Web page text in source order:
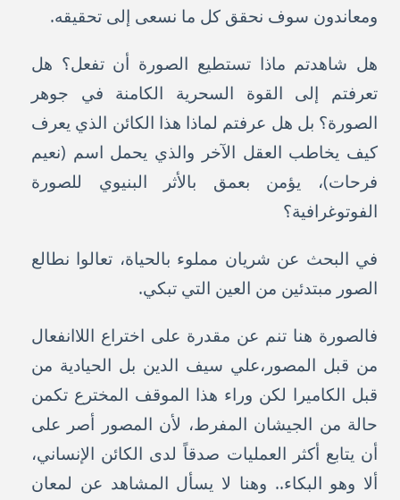
ومعاندون سوف نحقق كل ما نسعى إلى تحقيقه.
هل شاهدتم ماذا تستطيع الصورة أن تفعل؟ هل
تعرفتم إلى القوة السحرية الكامنة في جوهر
الصورة؟ بل هل عرفتم لماذا هذا الكائن الذي يعرف
كيف يخاطب العقل الآخر والذي يحمل اسم (نعيم
فرحات)، يؤمن بعمق بالأثر البنيوي للصورة
الفوتوغرافية؟
في البحث عن شريان مملوء بالحياة، تعالوا نطالع
الصور مبتدئين من العين التي تبكي.
فالصورة هنا تنم عن مقدرة على اختراع اللاانفعال
من قبل المصور،علي سيف الدين بل الحيادية من
قبل الكاميرا لكن وراء هذا الموقف المخترع تكمن
حالة من الجيشان المفرط، لأن المصور أصر على
أن يتابع أكثر العمليات صدقاً لدى الكائن الإنساني،
ألا وهو البكاء.. وهنا لا يسأل المشاهد عن لمعان